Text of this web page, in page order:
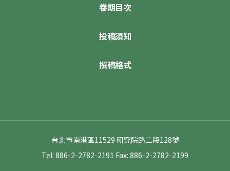
卷期目次
投稿須知
撰稿格式
台北市南港區11529 研究院路二段128號
Tel: 886-2-2782-2191 Fax: 886-2-2782-2199